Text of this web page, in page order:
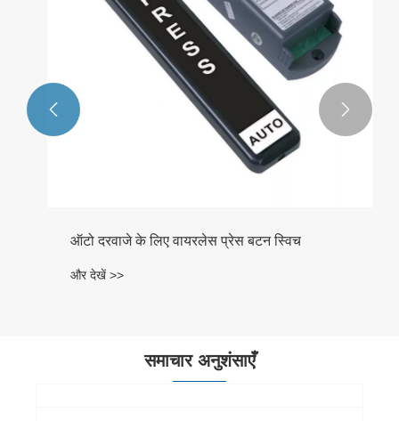
ऑटो दरवाजे के लिए वायरलेस प्रेस बटन स्विच
और देखें >>
 
समाचार अनुशंसाएँ